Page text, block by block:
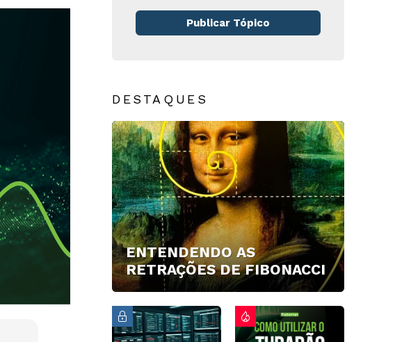
Publicar Tópico
DESTAQUES
ENTENDENDO AS
RETRAÇÕES DE FIBONACCI